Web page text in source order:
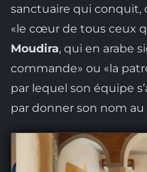
sanctuaire qui conquit,
«le cœur de tous ceux
Moudira, qui en arabe
commande» ou «la
par lequel son équipe
par donner son nom au